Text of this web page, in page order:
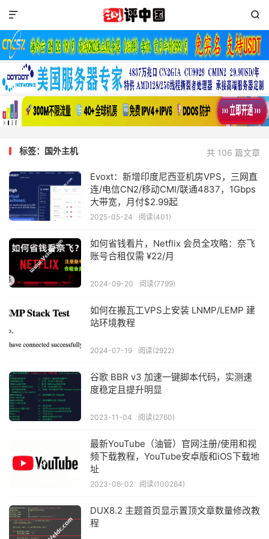


共 106 篇文章
标签：国外主机
Evoxt：新增印度尼西亚机房VPS，三网直
连/电信CN2/移动CMI/联通4837，1Gbps
大带宽，月付$2.99起
2025-05-24 阅读(401)
如何省钱看片，Netflix 会员全攻略：奈飞
账号合租仅需 ¥22/月
2024-09-20 阅读(7799)
如何在搬瓦工VPS上安装 LNMP/LEMP 建
站环境教程
2024-07-19 阅读(2922)
谷歌 BBR v3 加速一键脚本代码，实测速
度稳定且提升明显
2023-11-04 阅读(2760)
最新YouTube（油管）官网注册/使用和视
频下载教程，YouTube安卓版和iOS下载地
址
2023-06-02 阅读(100264)
DUX8.2 主题首页显示置顶文章数量修改教
程